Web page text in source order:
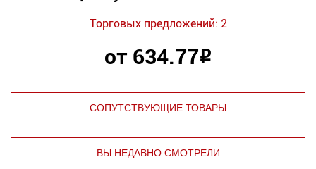
Торговых предложений: 2
от 634.77Р
СОПУТСТВУЮЩИЕ ТОВАРЫ
ВЫ НЕДАВНО СМОТРЕЛИ